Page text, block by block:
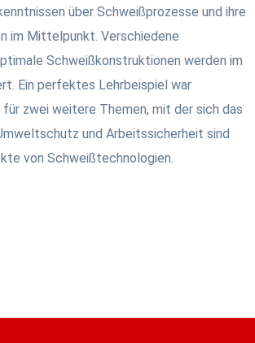
über Schweißprozesse und ihre
im Mittelpunkt. Verschiedene
Schweißkonstruktionen werden im
Ein perfektes Lehrbeispiel war
für zwei weitere Themen, mit der sich das
und Arbeitssicherheit sind
von Schweißtechnologien.